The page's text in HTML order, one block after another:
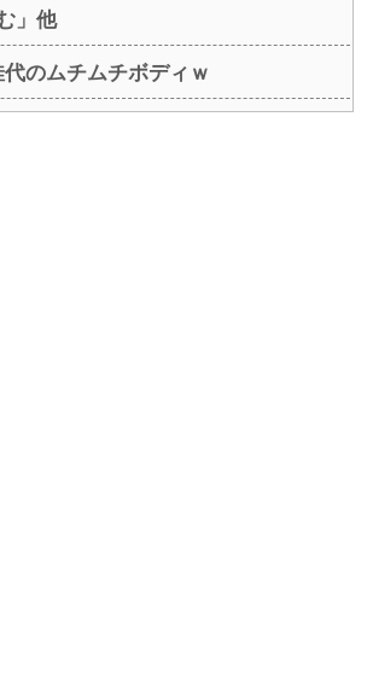
」他
代のムチムチボディｗ